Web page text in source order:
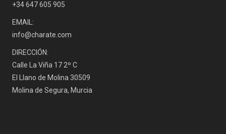
+34 647 605 905
EMAIL:
info@charate.com
DIRECCIÓN:
Calle La Viña 17 2º C
El Llano de Molina 30509
Molina de Segura, Murcia